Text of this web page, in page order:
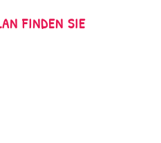
FINDEN SIE